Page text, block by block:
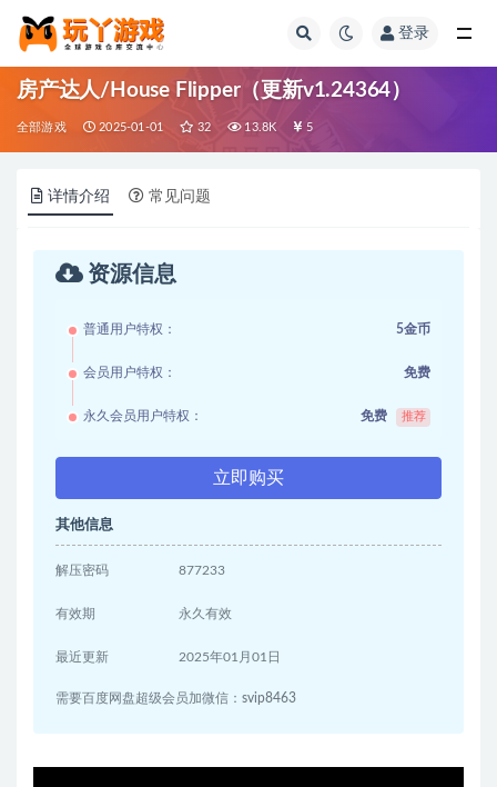
登录
房产达人/House Flipper（更新v1.24364）
全部游戏 2025-01-01 32 13.8K 5
详情介绍 常见问题
资源信息
普通用户特权： 5金币
会员用户特权： 免费
永久会员用户特权： 免费 推荐
立即购买
其他信息
解压密码 877233
有效期 永久有效
最近更新 2025年01月01日
需要百度网盘超级会员加微信：svip8463